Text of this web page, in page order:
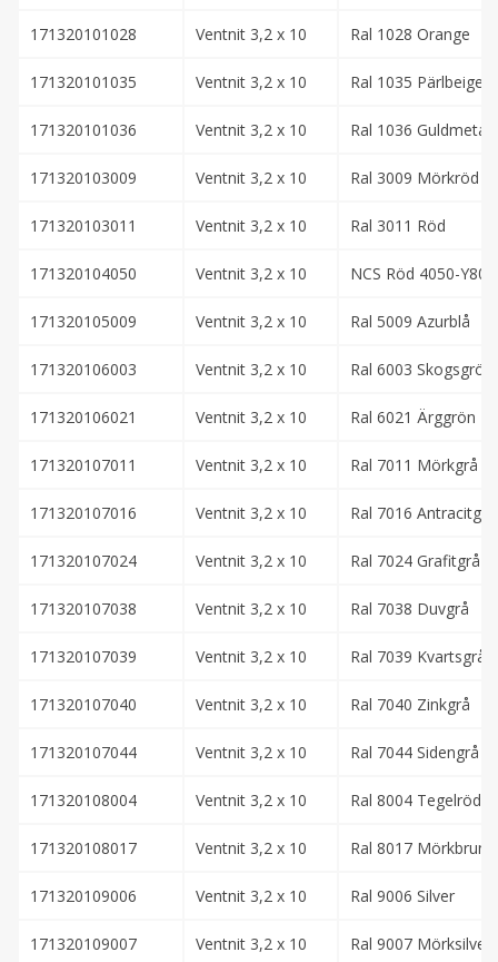
171320101028 Ventnit 3,2 x 10 Ral 1028 Orange
171320101035 Ventnit 3,2 x 10 Ral 1035 Pärlbeige
171320101036 Ventnit 3,2 x 10 Ral 1036
171320103009 Ventnit 3,2 x 10 Ral 3009 Mörkröd
171320103011 Ventnit 3,2 x 10 Ral 3011 Röd
171320104050 Ventnit 3,2 x 10 NCS Röd 4050-Y80R
171320105009 Ventnit 3,2 x 10 Ral 5009 Azurblå
171320106003 Ventnit 3,2 x 10 Ral 6003 Skogsgrön
171320106021 Ventnit 3,2 x 10 Ral 6021 Ärggrön
171320107011 Ventnit 3,2 x 10 Ral 7011 Mörkgrå
171320107016 Ventnit 3,2 x 10 Ral 7016 Antracitgrå
171320107024 Ventnit 3,2 x 10 Ral 7024 Grafitgrå
171320107038 Ventnit 3,2 x 10 Ral 7038 Duvgrå
171320107039 Ventnit 3,2 x 10 Ral 7039 Kvartsgrå
171320107040 Ventnit 3,2 x 10 Ral 7040 Zinkgrå
171320107044 Ventnit 3,2 x 10 Ral 7044 Sidengrå
171320108004 Ventnit 3,2 x 10 Ral 8004 Tegelröd
171320108017 Ventnit 3,2 x 10 Ral 8017 Mörkbrun
171320109006 Ventnit 3,2 x 10 Ral 9006 Silver
171320109007 Ventnit 3,2 x 10 Ral 9007 Mörksilver